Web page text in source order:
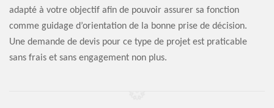
adapté à votre objectif afin de pouvoir assurer sa fonction
comme guidage d’orientation de la bonne prise de décision.
Une demande de devis pour ce type de projet est praticable
sans frais et sans engagement non plus.